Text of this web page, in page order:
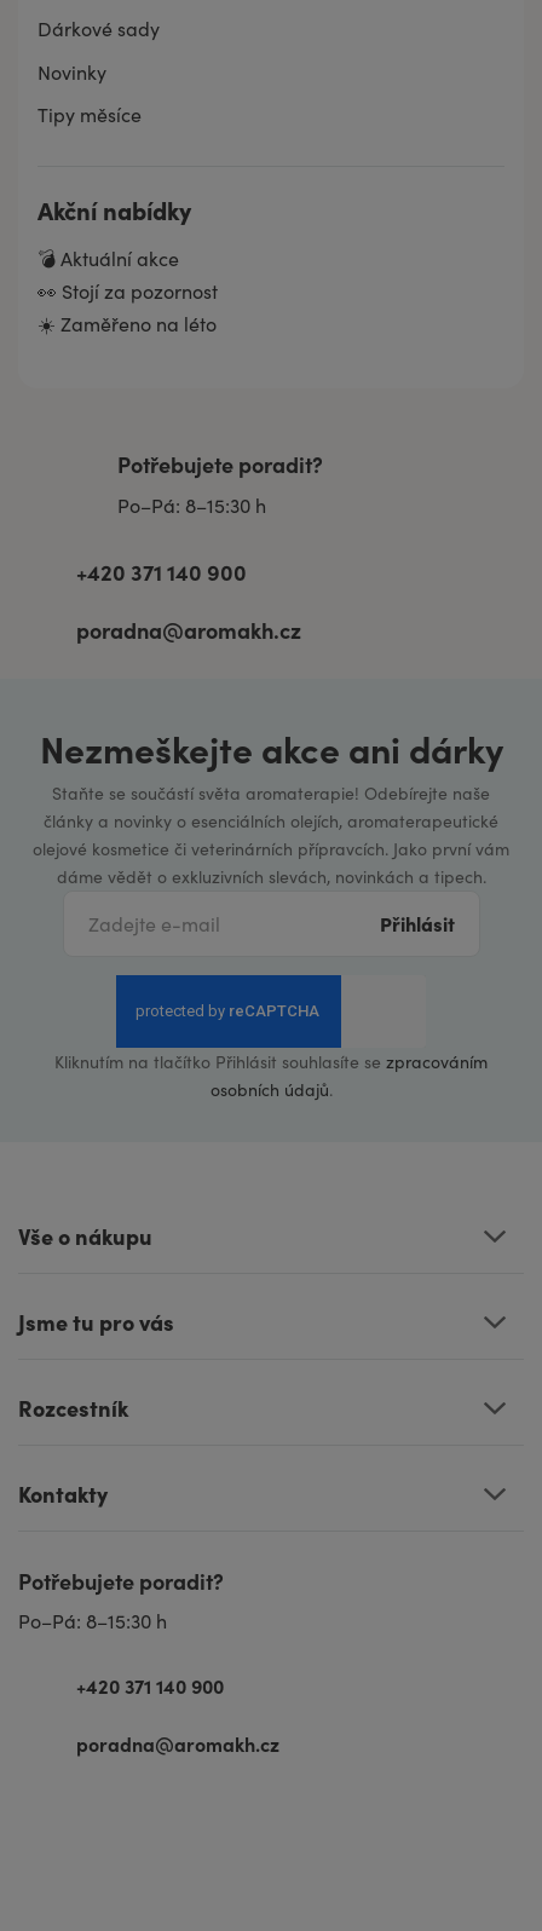
Dárkové sady
Novinky
Tipy měsíce
Akční nabídky
💣 Aktuální akce
👀 Stojí za pozornost
☀️ Zaměřeno na léto
Potřebujete poradit?
Po–Pá: 8–15:30 h
+420 371 140 900
poradna@aromakh.cz
Nezmeškejte akce ani dárky
Staňte se součástí světa aromaterapie! Odebírejte naše
články a novinky o esenciálních olejích, aromaterapeutické
olejové kosmetice či veterinárních přípravcích. Jako první vám
dáme vědět o exkluzivních slevách, novinkách a tipech.
Přihlásit
Kliknutím na tlačítko Přihlásit souhlasíte se zpracováním
osobních údajů.
Vše o nákupu
Jsme tu pro vás
Rozcestník
Kontakty
Potřebujete poradit?
Po–Pá: 8–15:30 h
+420 371 140 900
poradna@aromakh.cz